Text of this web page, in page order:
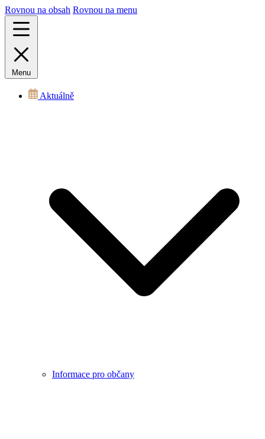
Rovnou na obsah Rovnou na menu
Menu
Aktuálně
Informace pro občany